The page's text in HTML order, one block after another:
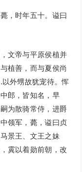
，时年五十。谥曰
文帝与平原侯植并
植善，而与夏侯尚
外甥故犹宠待。恽
郎，皆知名，早
为散骑常侍，进爵
领军，薨，谥曰贞
景王、文王之妹
霬以着勋前朝，改